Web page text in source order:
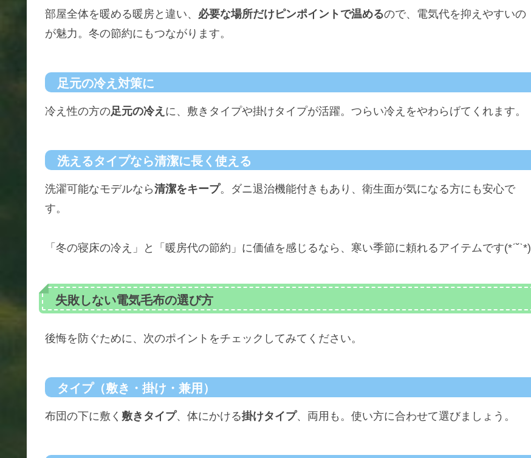
部屋全体を暖める暖房と違い、 必要な場所だけピンポイントで温めるので、電気代を抑えやすいの
が魅力。冬の節約にもつながります。
足元の冷え対策に
冷え性の方の足元の冷え に、敷きタイプや掛けタイプが活躍。つらい冷えをやわらげてくれます。
洗えるタイプなら清潔に長く使える
洗濯可能なモデルなら清潔をキープ。ダニ退治機能付きもあり、衛生面が気になる方にも安心で
す。
「冬の寝床の冷え」と「暖房代の節約」に価値を感じるなら、寒い季節に頼れるアイテムです(*ˊ˘ˋ*)
失敗しない電気毛布の選び方
後悔を防ぐために、次のポイントをチェックしてみてください。
タイプ（敷き・掛け・兼用）
布団の下に敷く 敷きタイプ、体にかける掛けタイプ、両用も。使い方に合わせて選びましょう。